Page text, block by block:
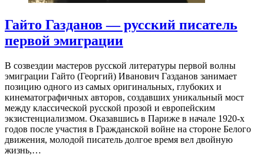
Гайто Газданов — русский писатель
первой эмиграции
В созвездии мастеров русской литературы первой волны
эмиграции Гайто (Георгий) Иванович Газданов занимает
позицию одного из самых оригинальных, глубоких и
кинематографичных авторов, создавших уникальный мост
между классической русской прозой и европейским
экзистенциализмом. Оказавшись в Париже в начале 1920-х
годов после участия в Гражданской войне на стороне Белого
движения, молодой писатель долгое время вел двойную
жизнь,…